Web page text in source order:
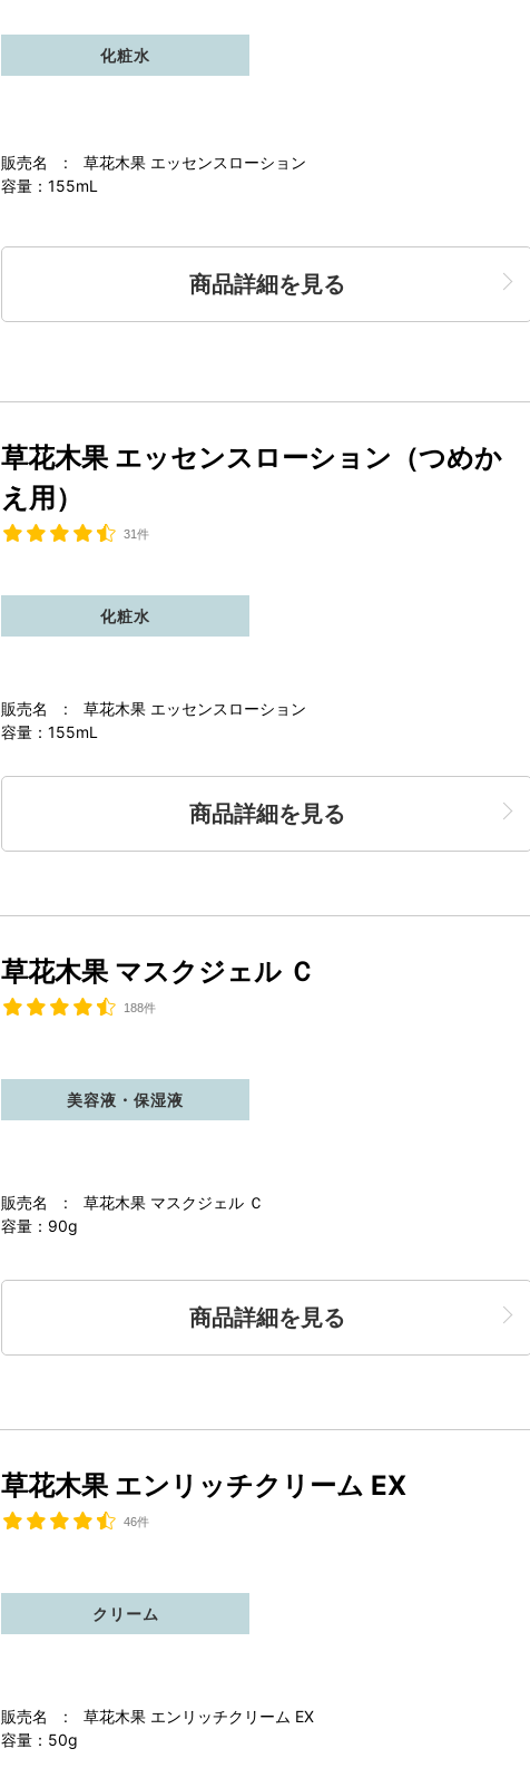
販売名 : 草花木果 エッセンスローション
容量：155mL
化粧水
商品詳細を見る
草花木果 エッセンスローション（つめか
え用）
31件
販売名 : 草花木果 エッセンスローション
容量：155mL
化粧水
商品詳細を見る
草花木果 マスクジェル Ｃ
188件
販売名 : 草花木果 マスクジェル Ｃ
容量：90g
美容液・保湿液
商品詳細を見る
草花木果 エンリッチクリーム EX
46件
販売名 : 草花木果 エンリッチクリーム EX
容量：50g
クリーム